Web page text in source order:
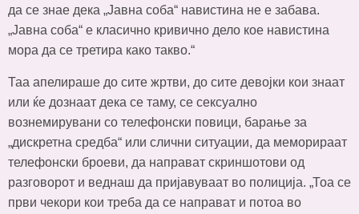
да се знае дека „Јавна соба“ навистина не е забава.
„Јавна соба“ е класично кривично дело кое навистина
мора да се третира како такво.“
Таа апелираше до сите жртви, до сите девојки кои знаат
или ќе дознаат дека се таму, се сексуално
вознемирувани со телефонски повици, барање за
„дискретна средба“ или слични ситуации, да меморираат
телефонски броеви, да направат скриншотови од
разговорот и веднаш да пријавуваат во полиција. „Тоа се
први чекори кои треба да се направат и потоа во